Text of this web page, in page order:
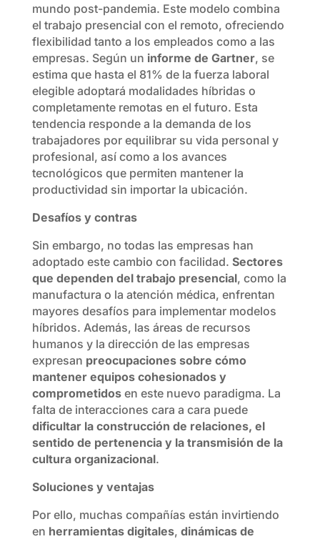
mundo post-pandemia. Este modelo combina
el trabajo presencial con el remoto, ofreciendo
flexibilidad tanto a los empleados como a las
empresas. Según un informe de Gartner, se
estima que hasta el 81% de la fuerza laboral
elegible adoptará modalidades híbridas o
completamente remotas en el futuro. Esta
tendencia responde a la demanda de los
trabajadores por equilibrar su vida personal y
profesional, así como a los avances
tecnológicos que permiten mantener la
productividad sin importar la ubicación.
Desafíos y contras
Sin embargo, no todas las empresas han
adoptado este cambio con facilidad. Sectores
que dependen del trabajo presencial, como la
manufactura o la atención médica, enfrentan
mayores desafíos para implementar modelos
híbridos. Además, las áreas de recursos
humanos y la dirección de las empresas
expresan preocupaciones sobre cómo
mantener equipos cohesionados y
comprometidosen este nuevo paradigma. La
falta de interacciones cara a cara puede
dificultar la construcción de relaciones, el
sentido de pertenencia y la transmisión de la
cultura organizacional.
Soluciones y ventajas
Por ello, muchas compañías están invirtiendo
en herramientas digitales, dinámicas de